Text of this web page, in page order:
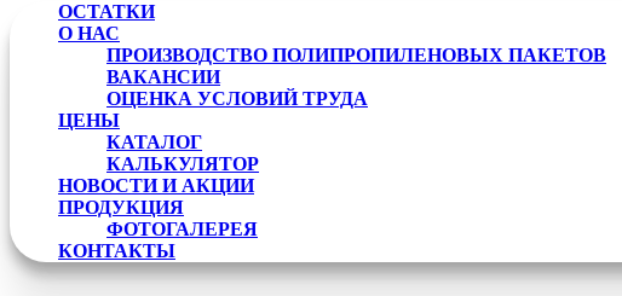
ОСТАТКИ
О НАС
ПРОИЗВОДСТВО ПОЛИПРОПИЛЕНОВЫХ ПАКЕТОВ
ВАКАНСИИ
ОЦЕНКА УСЛОВИЙ ТРУДА
ЦЕНЫ
КАТАЛОГ
КАЛЬКУЛЯТОР
НОВОСТИ И АКЦИИ
ПРОДУКЦИЯ
ФОТОГАЛЕРЕЯ
КОНТАКТЫ